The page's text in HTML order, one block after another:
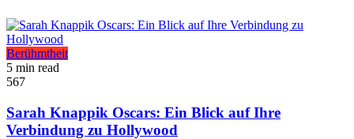
Berühmtheit
5 min read
567
Sarah Knappik Oscars: Ein Blick auf Ihre
Verbindung zu Hollywood